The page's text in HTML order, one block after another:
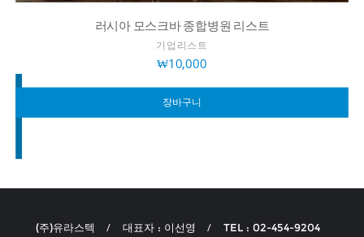
러시아 모스크바 종합병원 리스트
기업리스트
₩10,000
장바구니
(주)유라스텍 대표자 : 이선영 TEL : 02-454-9204